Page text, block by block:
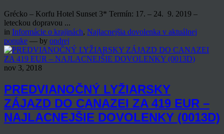
Grécko – Korfu Hotel Sunset 3* Termín: 17. – 24. 9. 2019 –
leteckou dopravou ...
in Informácie o krajinách, Najlacnejšia dovolenka v aktuálnej
ponuke — by ondrej
nov 3, 2018
PREDVIANOČNÝ LYŽIARSKY
ZÁJAZD DO CANAZEI ZA 419 EUR –
NAJLACNEJŠIE DOVOLENKY (0013D)